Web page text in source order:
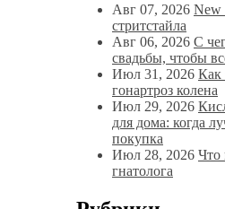
Авг 07, 2026 New
стритстайла
Авг 06, 2026 С
свадьбы, чтобы
Июл 31, 2026 Как
гонартроз колена
Июл 29, 2026
для дома: когда
покупка
Июл 28, 2026 Что
гнатолога